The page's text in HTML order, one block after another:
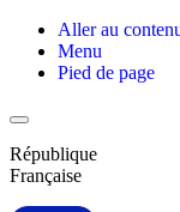
Aller au
Menu
Pied de page
République
Française